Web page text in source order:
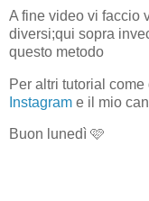
A fine video vi faccio
diversi;qui sopra
questo metodo
Per altri tutorial
Instagram e il mio
Buon lunedì 🩷